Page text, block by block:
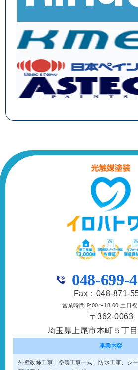
048-699-
Fax：048-871-
営業時間 9:00〜18:00 土日祝
〒362-0063
埼玉県上尾市本町５丁
事業内容
外壁改修工事、塗装工事⼀式、防水工事、シ